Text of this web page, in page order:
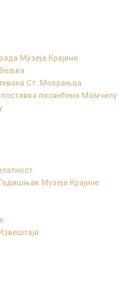
Музеја Крајине
Ст. Мокрањца
посвећена Момчилу
Музеја Крајине